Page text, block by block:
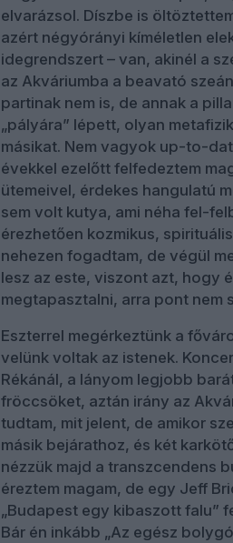
elvarázsol. Díszbe is
azért négyórányi kíméletlen
idegrendszert – van, akinél a
az Akváriumba a beavató
partinak nem is, de annak a
„pályára” lépett, olyan
másikat. Nem vagyok up-to-
évekkel ezelőtt felfedeztem
ütemeivel, érdekes hangulatú
sem volt kutya, ami néha fel-
érezhetően kozmikus,
nehezen fogadtam, de végül
lesz az este, viszont azt, hogy
megtapasztalni, arra pont nem
Eszterrel megérkeztünk a
velünk voltak az istenek.
Rékánál, a lányom legjobb
fröccsöket, aztán irány az
tudtam, mit jelent, de amikor
másik bejárathoz, és két
nézzük majd a transzcendens
éreztem magam, de egy Jeff
„Budapest egy kibaszott falu”
Bár én inkább „Az egész